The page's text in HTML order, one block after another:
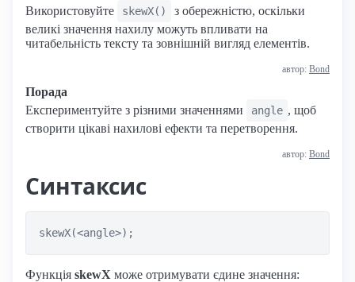
Використовуйте
skewX()
з обережністю, оскільки
великі значення нахилу можуть впливати на
читабельність тексту та зовнішній вигляд елементів.
автор: Bond
Порада
Експериментуйте з різними значеннями
angle , щоб
створити цікаві нахилові ефекти та перетворення.
автор: Bond
Синтаксис
skewX(<angle>);
Функція skewX може отримувати єдине значення: